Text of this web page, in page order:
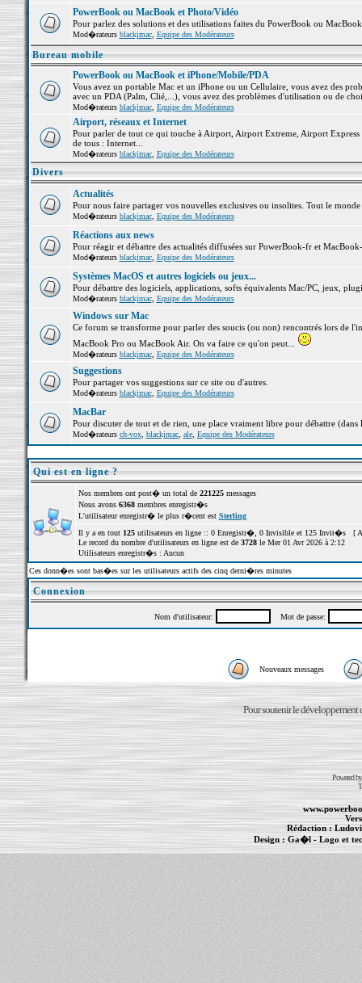
PowerBook ou MacBook et Photo/Vidéo
Pour parlez des solutions et des utilisations faites du PowerBook ou
Mod�rateurs blackjmac, Equipe des Modérateurs
Bureau mobile
PowerBook ou MacBook et iPhone/Mobile/PDA
Vous avez un portable Mac et un iPhone ou un Cellulaire, vous avez des
avec un PDA (Palm, Clié,...), vous avez des problèmes d'utilisation ou de
Mod�rateurs blackjmac, Equipe des Modérateurs
Airport, réseaux et Internet
Pour parler de tout ce qui touche à Airport, Airport Extreme, Airport
de tous : Internet...
Mod�rateurs blackjmac, Equipe des Modérateurs
Divers
Actualités
Pour nous faire partager vos nouvelles exclusives ou insolites. Tout le
Mod�rateurs blackjmac, Equipe des Modérateurs
Réactions aux news
Pour réagir et débattre des actualités diffusées sur PowerBook-fr et
Mod�rateurs blackjmac, Equipe des Modérateurs
Systèmes MacOS et autres logiciels ou jeux...
Pour débattre des logiciels, applications, softs équivalents Mac/PC, jeux,
Mod�rateurs blackjmac, Equipe des Modérateurs
Windows sur Mac
Ce forum se transforme pour parler des soucis (ou non) rencontrés lors de
MacBook Pro ou MacBook Air. On va faire ce qu'on peut...
Mod�rateurs blackjmac, Equipe des Modérateurs
Suggestions
Pour partager vos suggestions sur ce site ou d'autres.
Mod�rateurs blackjmac, Equipe des Modérateurs
MacBar
Pour discuter de tout et de rien, une place vraiment libre pour débattre (dans
Mod�rateurs ch-vox, blackjmac, ale, Equipe des Modérateurs
Qui est en ligne ?
Nos membres ont post� un total de 221225messages
Nous avons 6368membres enregistr�s
L'utilisateur enregistr� le plus r�cent est Sterling
Il y a en tout 125utilisateurs en ligne :: 0 Enregistr�, 0 Invisible et 125 Invit�s [
Le record du nombre d'utilisateurs en ligne est de 3728le Mer 01 Avr 2026 à 2:12
Utilisateurs enregistr�s : Aucun
Ces donn�es sont bas�es sur les utilisateurs actifs des cinq derni�res minutes
Connexion
Nom d'utilisateur: Mot de passe:
Nouveaux messages
Pour soutenir le développement
Powered
Rédaction :
Design : Ga�l- Logo et